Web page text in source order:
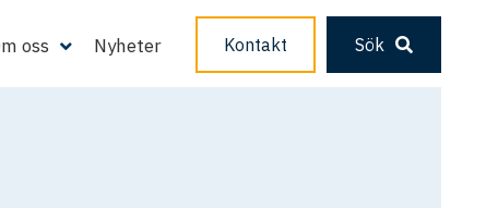
oss Nyheter Kontakt Sök